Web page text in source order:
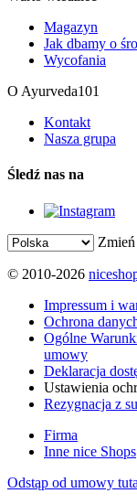
Magazyn
Jak dbamy o
Wycofania
O Ayurveda101
Kontakt
Nasza grupa
Śledź nas na
© 2010-2026
Impressum i
Ochrona
Ogólne
umowy
Deklaracja
Ustawienia
Rezygnacja z
Firma
Inne nice Shops
Odstąp od umowy